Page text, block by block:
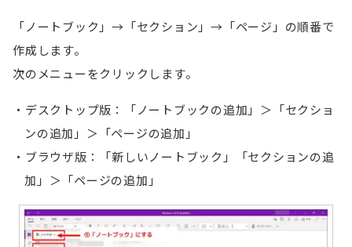
「ノートブック」→「セクション」→「ページ」の順番で
作成します。
次のメニューをクリックします。
デスクトップ版：「ノートブックの追加」＞「セクショ
ンの追加」＞「ページの追加」
ブラウザ版：「新しいノートブック」「セクションの追
加」＞「ページの追加」